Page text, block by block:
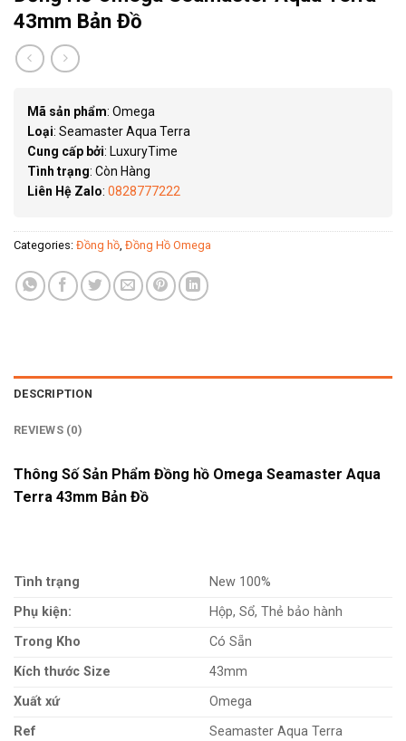
43mm Bản Đồ
Mã sản phẩm: Omega
Loại: Seamaster Aqua Terra
Cung cấp bởi: LuxuryTime
Tình trạng: Còn Hàng
Liên Hệ Zalo: 0828777222
Categories: Đồng hồ Đồng Hồ Omega
DESCRIPTION
REVIEWS (0)
Thông Số Sản Phẩm Đồng hồ Omega Seamaster Aqua
Terra 43mm Bản Đồ
Tình trạng
New 100%
Phụ kiện:
Hộp, Sổ, Thẻ bảo hành
Trong Kho
Có Sẵn
Kích thước Size
43mm
Xuất xứ
Omega
Ref
Seamaster Aqua Terra